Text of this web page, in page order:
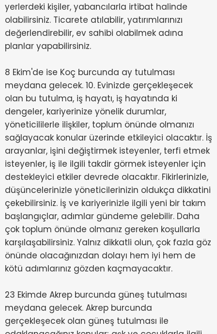
yerlerdeki kişiler, yabancılarla irtibat halinde
olabilirsiniz. Ticarete atılabilir, yatırımlarınızı
değerlendirebilir, ev sahibi olabilmek adına
planlar yapabilirsiniz.
8 Ekim'de ise Koç burcunda ay tutulması
meydana gelecek. 10. Evinizde gerçekleşecek
olan bu tutulma, iş hayatı, iş hayatında ki
dengeler, kariyerinize yönelik durumlar,
yöneticililerle ilişkiler, toplum önünde olmanızı
sağlayacak konular üzerinde etkileyici olacaktır. İş
arayanlar, işini değiştirmek isteyenler, terfi etmek
isteyenler, iş ile ilgili takdir görmek isteyenler için
destekleyici etkiler devrede olacaktır. Fikirlerinizle,
düşüncelerinizle yöneticilerinizin oldukça dikkatini
çekebilirsiniz. İş ve kariyerinizle ilgili yeni bir takım
başlangıçlar, adımlar gündeme gelebilir. Daha
çok toplum önünde olmanız gereken koşullarla
karşılaşabilirsiniz. Yalnız dikkatli olun, çok fazla göz
önünde olacağınızdan dolayı hem iyi hem de
kötü adımlarınız gözden kaçmayacaktır.
23 Ekimde Akrep burcunda güneş tutulması
meydana gelecek. Akrep burcunda
gerçekleşecek olan güneş tutulması ile